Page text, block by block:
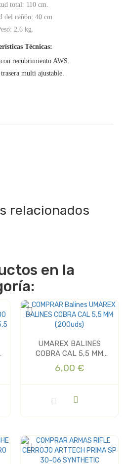
total: 110 cm.
del cañón: 40 cm.
2,6 kg.
Técnicas:
recubrimiento AWS.
multi ajustable.
relacionados
en la
UMAREX BALINES
COBRA CAL 5,5 MM
(200uds)
6,00 €